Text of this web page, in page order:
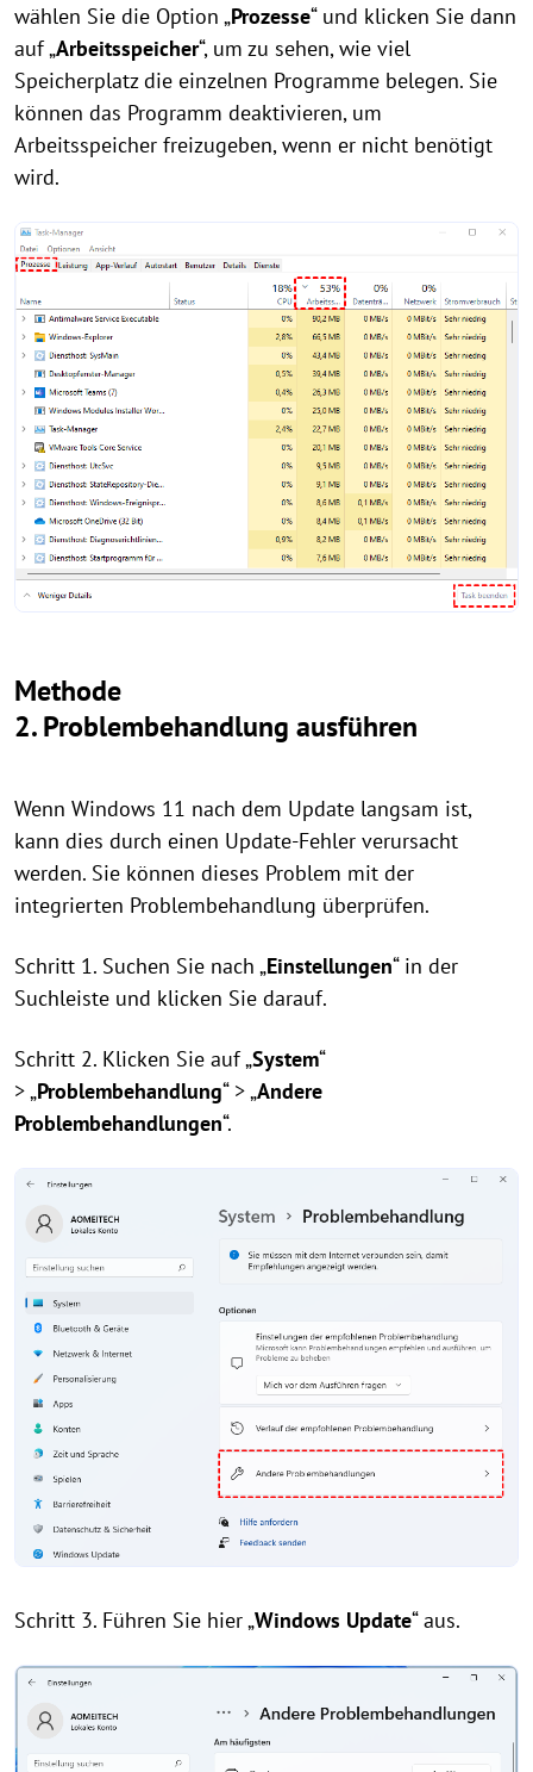
wählen Sie die Option „Prozesse“ und klicken Sie dann
auf „Arbeitsspeicher“, um zu sehen, wie viel
Speicherplatz die einzelnen Programme belegen. Sie
können das Programm deaktivieren, um
Arbeitsspeicher freizugeben, wenn er nicht benötigt
wird.
Methode
2. Problembehandlung ausführen
Wenn Windows 11 nach dem Update langsam ist,
kann dies durch einen Update-Fehler verursacht
werden. Sie können dieses Problem mit der
integrierten Problembehandlung überprüfen.
Schritt 1. Suchen Sie nach „Einstellungen“ in der
Suchleiste und klicken Sie darauf.
Schritt 2. Klicken Sie auf „System“
> „Problembehandlung“ > „Andere
Problembehandlungen“.
Schritt 3. Führen Sie hier „Windows Update“ aus.